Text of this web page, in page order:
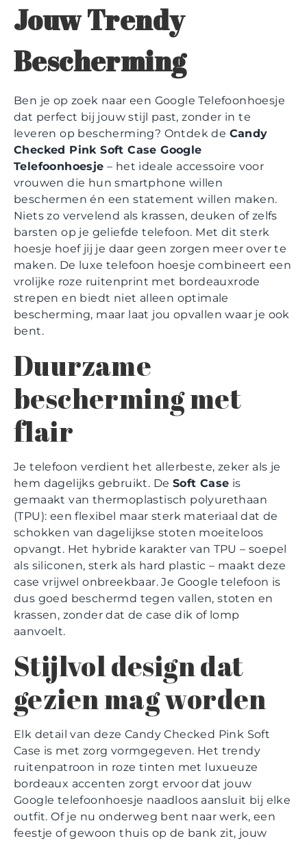
Jouw Trendy
Bescherming
Ben je op zoek naar een Google Telefoonhoesje
dat perfect bij jouw stijl past, zonder in te
leveren op bescherming? Ontdek de Candy
Checked Pink Soft Case Google
Telefoonhoesje – het ideale accessoire voor
vrouwen die hun smartphone willen
beschermen én een statement willen maken.
Niets zo vervelend als krassen, deuken of zelfs
barsten op je geliefde telefoon. Met dit sterk
hoesje hoef jij je daar geen zorgen meer over te
maken. De luxe telefoon hoesje combineert een
vrolijke roze ruitenprint met bordeauxrode
strepen en biedt niet alleen optimale
bescherming, maar laat jou opvallen waar je ook
bent.
Duurzame
bescherming met
flair
Je telefoon verdient het allerbeste, zeker als je
hem dagelijks gebruikt. De Soft Case is
gemaakt van thermoplastisch polyurethaan
(TPU): een flexibel maar sterk materiaal dat de
schokken van dagelijkse stoten moeiteloos
opvangt. Het hybride karakter van TPU – soepel
als siliconen, sterk als hard plastic – maakt deze
case vrijwel onbreekbaar. Je Google telefoon is
dus goed beschermd tegen vallen, stoten en
krassen, zonder dat de case dik of lomp
aanvoelt.
Stijlvol design dat
gezien mag worden
Elk detail van deze Candy Checked Pink Soft
Case is met zorg vormgegeven. Het trendy
ruitenpatroon in roze tinten met luxueuze
bordeaux accenten zorgt ervoor dat jouw
Google telefoonhoesje naadloos aansluit bij elke
outfit. Of je nu onderweg bent naar werk, een
feestje of gewoon thuis op de bank zit, jouw